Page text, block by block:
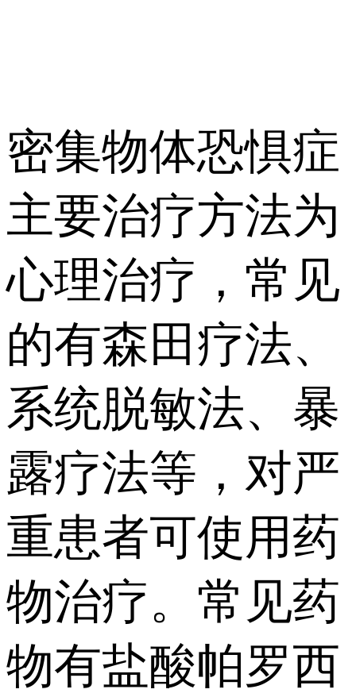
密集物体恐惧症
主要治疗方法为
心理治疗，常见
的有森田疗法、
系统脱敏法、暴
露疗法等，对严
重患者可使用药
物治疗。常见药
物有盐酸帕罗西